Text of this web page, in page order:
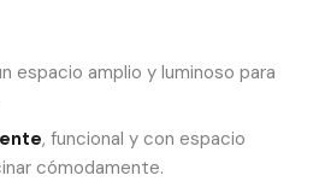
espacio amplio y luminoso para
, funcional y con espacio
cómodamente.